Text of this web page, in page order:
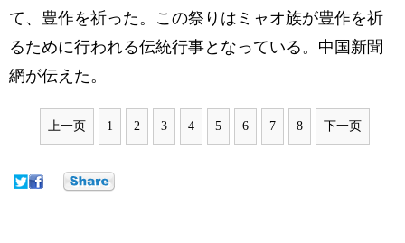
て、豊作を祈った。この祭りはミャオ族が豊作を祈
るために行われる伝統行事となっている。中国新聞
網が伝えた。
上一页 1 2 3 4 5 6 7 8 下一页